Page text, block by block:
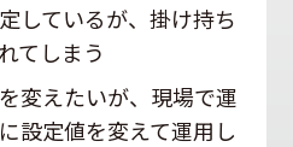
しているが、掛け持ち
てしまう
変えたいが、現場で運
設定値を変えて運用し